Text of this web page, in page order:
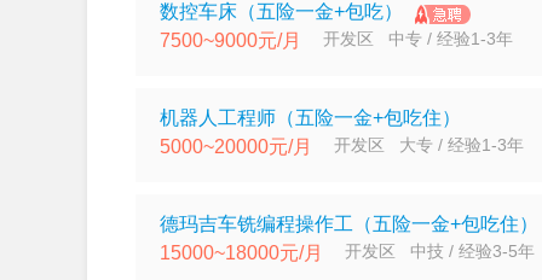
数控车床（五险一金+包吃）
7500~9000元/月 开发区 中专 / 经验1-3年
机器人工程师（五险一金+包吃住）
5000~20000元/月 开发区 大专 / 经验1-3年
德玛吉车铣编程操作工（五险一金+包吃住）
15000~18000元/月 开发区 中技 / 经验3-5年